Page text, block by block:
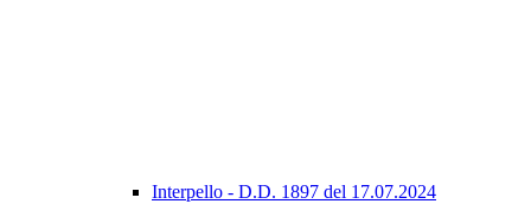
Interpello - D.D. 1897 del 17.07.2024